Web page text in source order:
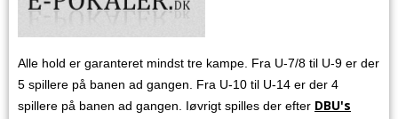
Alle hold er garanteret mindst tre kampe. Fra U-7/8 til U-9 er der
5 spillere på banen ad gangen. Fra U-10 til U-14 er der 4
spillere på banen ad gangen. Iøvrigt spilles der efter DBU's